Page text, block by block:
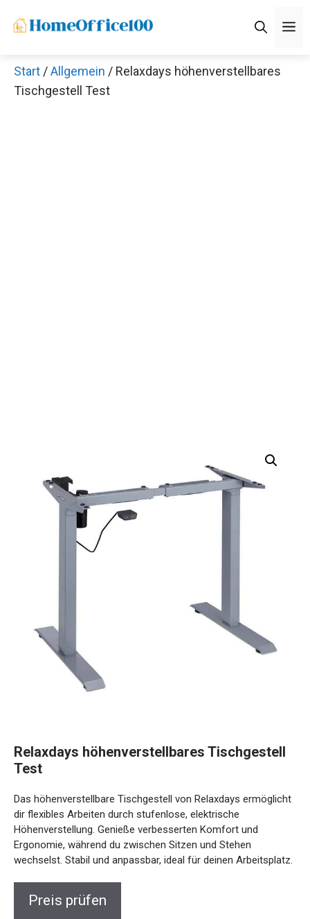
Inhalt
Start /Allgemein / Relaxdays höhenverstellbares
Tischgestell Test
Relaxdays höhenverstellbares Tischgestell
Test
Das höhenverstellbare Tischgestell von Relaxdays ermöglicht
dir flexibles Arbeiten durch stufenlose, elektrische
Höhenverstellung. Genieße verbesserten Komfort und
Ergonomie, während du zwischen Sitzen und Stehen
wechselst. Stabil und anpassbar, ideal für deinen Arbeitsplatz.
Preis prüfen